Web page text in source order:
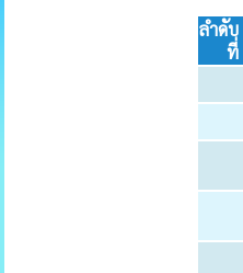
ลำดับ
ที่